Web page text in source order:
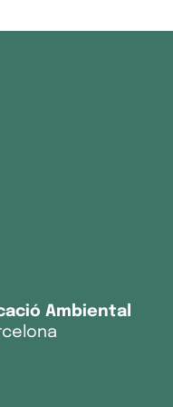
Ambiental